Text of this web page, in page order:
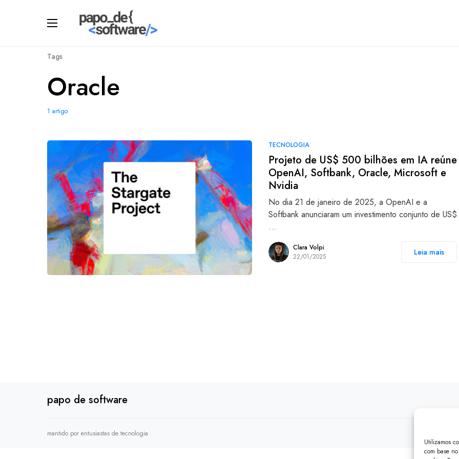
Utilizamos
com base
Tags
Oracle
1 artigo
TECNOLOGIA
Projeto de US$ 500 bilhões em IA reúne
OpenAI, Softbank, Oracle, Microsoft e
Nvidia
No dia 21 de janeiro de 2025, a OpenAI e a
Softbank anunciaram um investimento conjunto de US$
…
Clara Volpi
22/01/2025
Leia mais
papo de software
mantido por entusiastas de tecnologia